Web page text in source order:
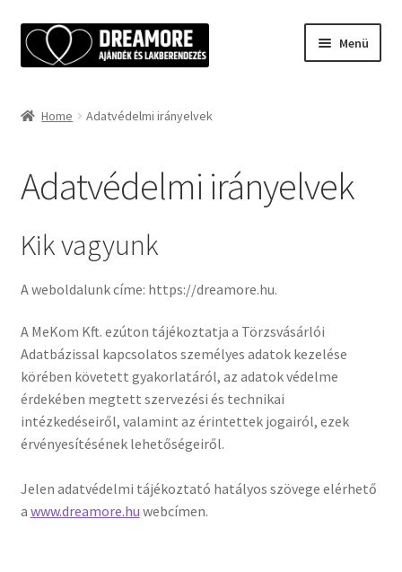
Ugrás
Kilépés
Menü
Általános szolgáltatási feltételek
Kosár
My account
Pénztár
Shop
Szállítási információk
Home Adatvédelmi irányelvek
Adatvédelmi irányelvek
Kik vagyunk
A weboldalunk címe: https://dreamore.hu.
A MeKom Kft. ezúton tájékoztatja a Törzsvásárlói
Adatbázissal kapcsolatos személyes adatok kezelése
körében követett gyakorlatáról, az adatok védelme
érdekében megtett szervezési és technikai
intézkedéseiről, valamint az érintettek jogairól, ezek
érvényesítésének lehetőségeiről.
Jelen adatvédelmi tájékoztató hatályos szövege elérhető
a www.dreamore.hu webcímen.